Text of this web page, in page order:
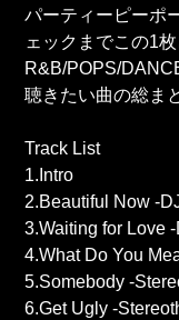
パーティーピーポ
ェックまでこの1
R&B/POPS/
聴きたい曲の総ま
Track List
1.Intro
2.Beautiful Now -
3.Waiting for Love
4.What Do You
5.Somebody -
6.Get Ugly -